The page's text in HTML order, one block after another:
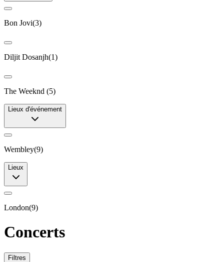
Bon Jovi(3)
Diljit Dosanjh(1)
The Weeknd (5)
Lieux d'événement
Wembley(9)
Lieux
London(9)
Concerts
Filtres